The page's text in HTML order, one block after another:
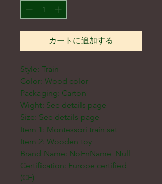
カートに追加する
Style: Train
Color: Wood color
Packaging: Carton
Wight: See details page
Size: See details page
Item 1: Montessori train set
Item 2: Wooden toy
Brand Name: NoEnName_Null
Certification: Europe certified
(CE)